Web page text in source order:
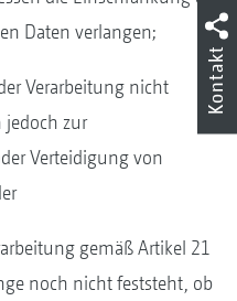
Daten verlangen;
Verarbeitung nicht
jedoch zur
Verteidigung von
gemäß Artikel 21
noch nicht feststeht, ob
Kontakt